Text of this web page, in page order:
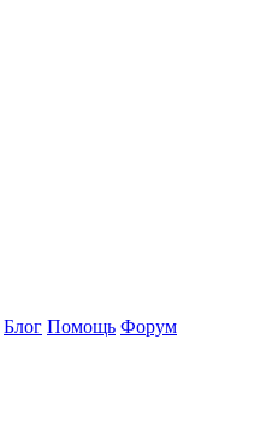
Блог Помощь Форум